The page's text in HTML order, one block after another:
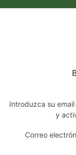
Introduzca su
y
Correo